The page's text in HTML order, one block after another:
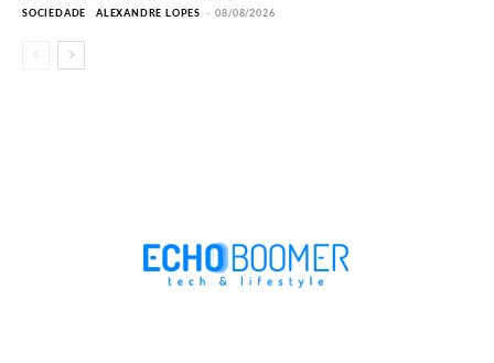
SOCIEDADE ALEXANDRE LOPES - 08/08/2026